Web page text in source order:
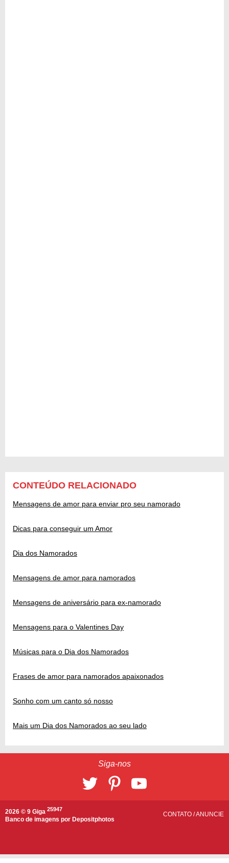
CONTEÚDO RELACIONADO
Mensagens de amor para enviar pro seu namorado
Dicas para conseguir um Amor
Dia dos Namorados
Mensagens de amor para namorados
Mensagens de aniversário para ex-namorado
Mensagens para o Valentines Day
Músicas para o Dia dos Namorados
Frases de amor para namorados apaixonados
Sonho com um canto só nosso
Mais um Dia dos Namorados ao seu lado
Siga-nos
2026 © 9 Giga 25947
Banco de imagens por Depositphotos
CONTATO /ANUNCIE